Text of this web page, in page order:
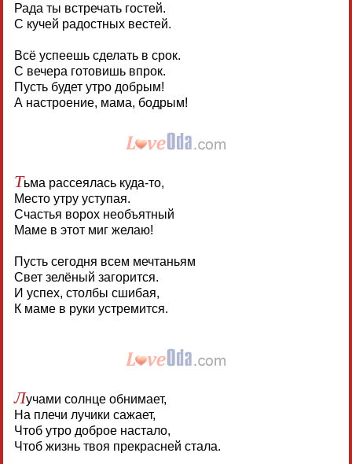
Рада ты встречать гостей.
С кучей радостных вестей.
Всё успеешь сделать в срок.
С вечера готовишь впрок.
Пусть будет утро добрым!
А настроение, мама, бодрым!
Тьма рассеялась куда-то,
Место утру уступая.
Счастья ворох необъятный
Маме в этот миг желаю!
Пусть сегодня всем мечтаньям
Свет зелёный загорится.
И успех, столбы сшибая,
К маме в руки устремится.
Лучами солнце обнимает,
На плечи лучики сажает,
Чтоб утро доброе настало,
Чтоб жизнь твоя прекрасней стала.